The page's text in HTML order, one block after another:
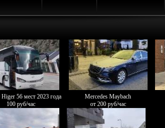
Higer 56 мест 2023 года
100 руб/час
Mercedes Maybach
от 200 руб/час